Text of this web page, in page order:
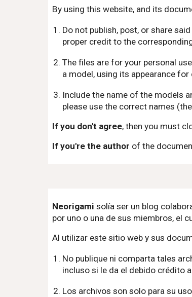
By using this website, and its
Do not publish, post, or share
proper credit to the
The files are for your personal
a model, using its appearance
Include the name of the models
please use the correct names
If you don't agree, then you must
If you're the author of the
Neorigami solía ser un blog
por uno o una de sus miembros, el
Al utilizar este sitio web y sus
No publique ni comparta tales
incluso si le da el debido crédito
Los archivos son solo para su